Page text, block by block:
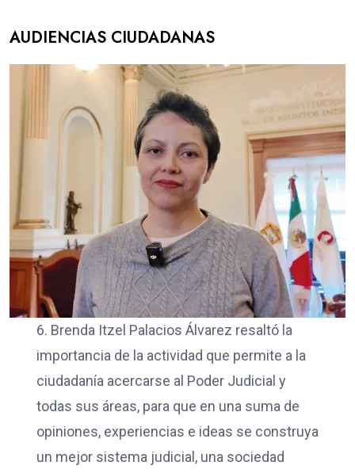
AUDIENCIAS CIUDADANAS
6. Brenda Itzel Palacios Álvarez resaltó la
importancia de la actividad que permite a la
ciudadanía acercarse al Poder Judicial y
todas sus áreas, para que en una suma de
opiniones, experiencias e ideas se construya
un mejor sistema judicial, una sociedad